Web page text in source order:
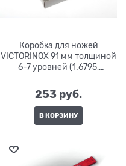
Коробка для ножей
VICTORINOX 91 мм толщиной
6-7 уровней (1.6795,
серебристая
253 руб.
В КОРЗИНУ